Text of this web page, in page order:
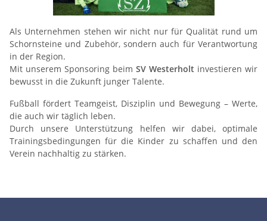
Als Unternehmen stehen wir nicht nur für Qualität rund um
Schornsteine und Zubehör, sondern auch für Verantwortung
in der Region.
Mit unserem Sponsoring beim SV Westerholt investieren wir
bewusst in die Zukunft junger Talente.
Fußball fördert Teamgeist, Disziplin und Bewegung – Werte,
die auch wir täglich leben.
Durch unsere Unterstützung helfen wir dabei, optimale
Trainingsbedingungen für die Kinder zu schaffen und den
Verein nachhaltig zu stärken.